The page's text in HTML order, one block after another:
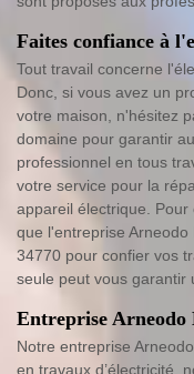
Faites confiance à
Tout travail concerne
Donc, si vous avez un
votre maison, n'hésitez
domaine pour garantir
professionnel en tous
votre service pour la
appareil électrique.
que l'entreprise
34770 pour confier vos
seule peut vous garantir
Entreprise Arneodo
Notre entreprise
en travaux d’électricité,